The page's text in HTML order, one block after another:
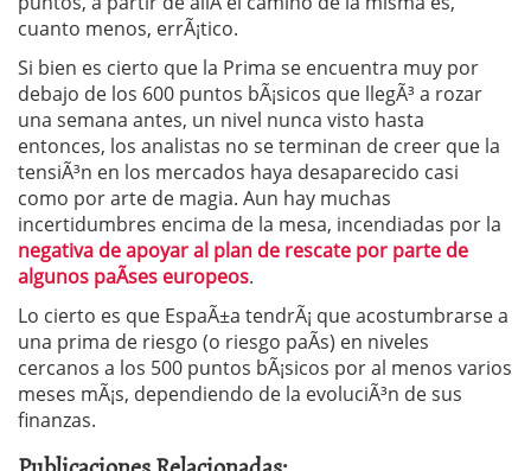
cuanto menos, errÃ¡tico.
Si bien es cierto que la Prima se encuentra muy por
debajo de los 600 puntos bÃ¡sicos que llegÃ³ a rozar
una semana antes, un nivel nunca visto hasta
entonces, los analistas no se terminan de creer que la
tensiÃ³n en los mercados haya desaparecido casi
como por arte de magia. Aun hay muchas
incertidumbres encima de la mesa, incendiadas por la
negativa de apoyar al plan de rescate por parte de
algunos paÃ­ses europeos.
Lo cierto es que EspaÃ±a tendrÃ¡ que acostumbrarse a
una prima de riesgo (o riesgo paÃ­s) en niveles
cercanos a los 500 puntos bÃ¡sicos por al menos varios
meses mÃ¡s, dependiendo de la evoluciÃ³n de sus
finanzas.